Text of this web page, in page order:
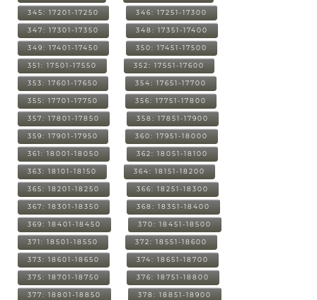
345: 17201-17250 346: 17251-17300
347: 17301-17350 348: 17351-17400
349: 17401-17450 350: 17451-17500
351: 17501-17550 352: 17551-17600
353: 17601-17650 354: 17651-17700
355: 17701-17750 356: 17751-17800
357: 17801-17850 358: 17851-17900
359: 17901-17950 360: 17951-18000
361: 18001-18050 362: 18051-18100
363: 18101-18150 364: 18151-18200
365: 18201-18250 366: 18251-18300
367: 18301-18350 368: 18351-18400
369: 18401-18450 370: 18451-18500
371: 18501-18550 372: 18551-18600
373: 18601-18650 374: 18651-18700
375: 18701-18750 376: 18751-18800
377: 18801-18850 378: 18851-18900